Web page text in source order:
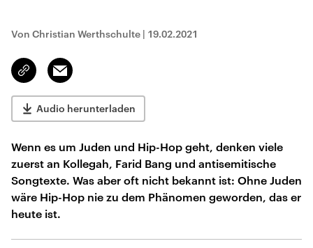
Von Christian Werthschulte | 19.02.2021
Link
kopieren/teilen
Email
Audio herunterladen
Wenn es um Juden und Hip-Hop geht, denken viele
zuerst an Kollegah, Farid Bang und antisemitische
Songtexte. Was aber oft nicht bekannt ist: Ohne Juden
wäre Hip-Hop nie zu dem Phänomen geworden, das er
heute ist.